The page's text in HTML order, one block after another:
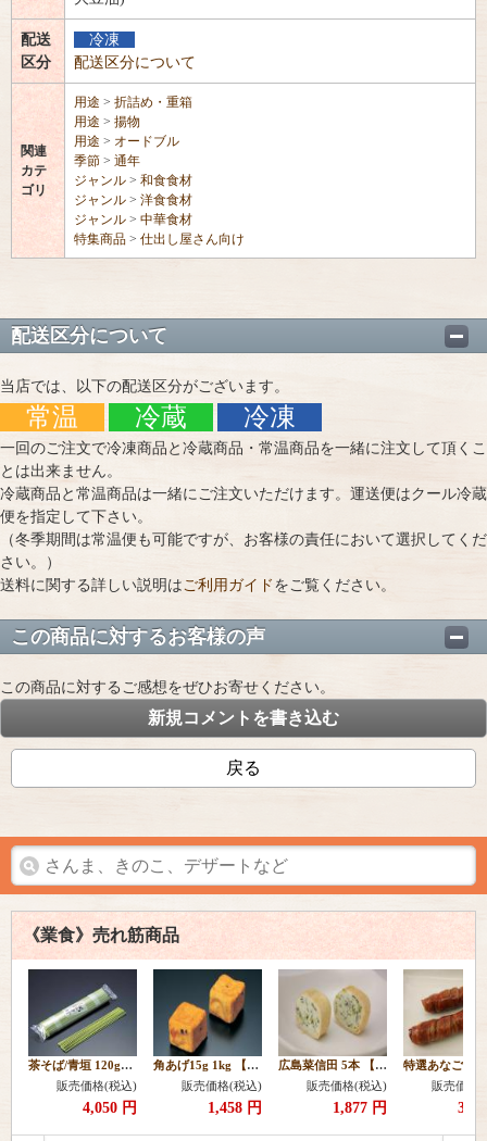
配送
区分
冷凍
配送区分について
関連
カテ
ゴリ
用途 > 折詰め・重箱
用途 > 揚物
用途 > オードブル
季節 > 通年
ジャンル > 和食食材
ジャンル > 洋食食材
ジャンル > 中華食材
特集商品 > 仕出し屋さん向け
配送区分について
当店では、以下の配送区分がございます。
常温 冷蔵 冷凍
一回のご注文で冷凍商品と冷蔵商品・常温商品を一緒に注文して頂くこ
とは出来ません。
冷蔵商品と常温商品は一緒にご注文いただけます。運送便はクール冷蔵
便を指定して下さい。
（冬季期間は常温便も可能ですが、お客様の責任において選択してくだ
さい。）
送料に関する詳しい説明はご利用ガイド をご覧ください。
この商品に対するお客様の声
この商品に対するご感想をぜひお寄せください。
新規コメントを書き込む
戻る
《業食》売れ筋商品
茶そば/青垣 120g×10本 【常温】
販売価格(税込)
4,050 円
角あげ15g 1kg 【冷凍】
販売価格(税込)
1,458 円
広島菜信田 5本 【冷凍】
販売価格(税込)
1,877 円
販売価格(